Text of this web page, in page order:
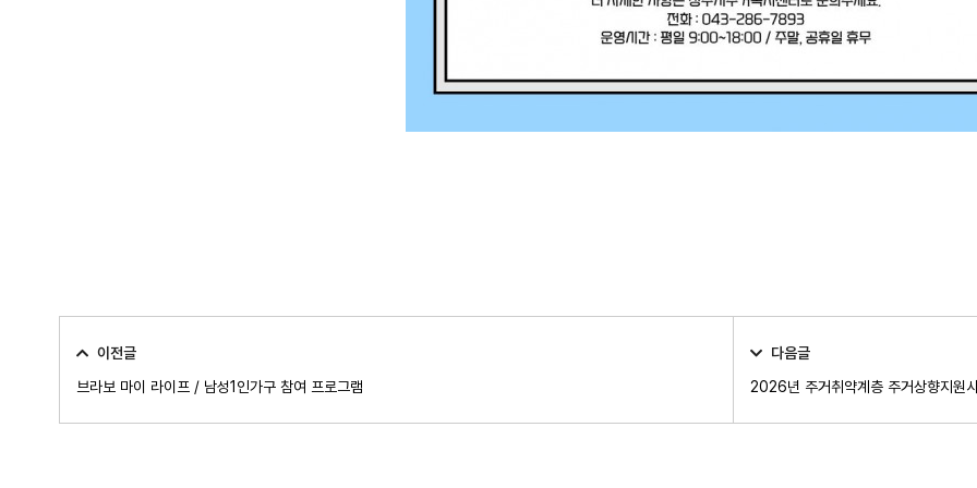
이전글
브라보 마이 라이프 / 남성1인가구 참여 프로그램
다음글
2026년 주거취약계층 주거상향지원